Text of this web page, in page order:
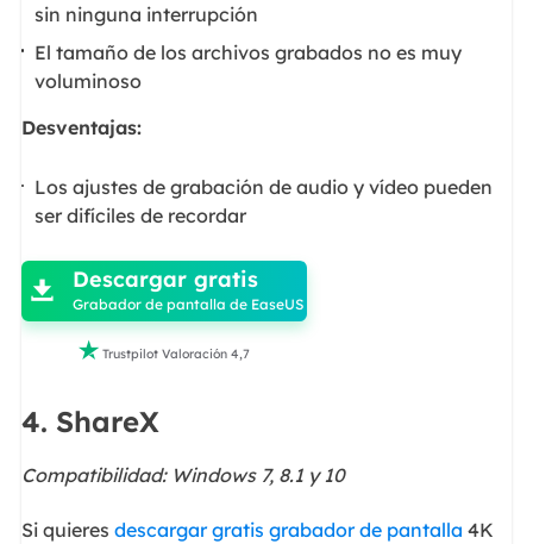
sin ninguna interrupción
El tamaño de los archivos grabados no es muy
voluminoso
Desventajas:
Los ajustes de grabación de audio y vídeo pueden
ser difíciles de recordar

 Descargar gratis
Grabador de pantalla de EaseUS
 Trustpilot Valoración 4,7
4. ShareX
Compatibilidad: Windows 7, 8.1 y 10
Si quieres descargar gratis grabador de pantalla 4K